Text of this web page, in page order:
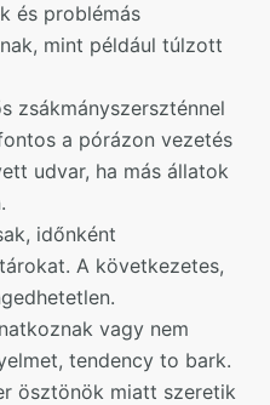
és problémás
mint például túlzott
zsákmányszerszténnel
a pórázon vezetés
udvar, ha más állatok
időnként
A következetes,
vagy nem
tendency to bark.
ösztönök miatt szeretik